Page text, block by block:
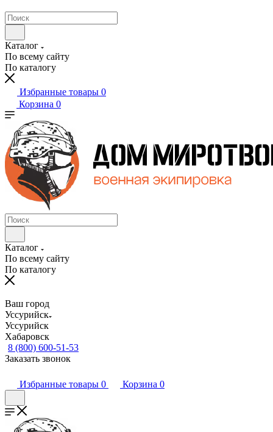
Каталог
По всему сайту
По каталогу
Избранные товары 0
Корзина 0
Каталог
По всему сайту
По каталогу
Ваш город
Уссурийск
Уссурийск
Хабаровск
8 (800) 600-51-53
Заказать звонок
Избранные товары 0 Корзина 0